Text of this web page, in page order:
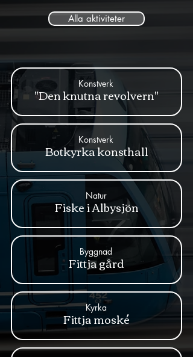
Alla aktiviteter
"Den knutna revolvern"
Konstverk
Botkyrka konsthall
Konstverk
Fiske i Albysjön
Natur
Fittja gård
Byggnad
Fittja moské
Kyrka